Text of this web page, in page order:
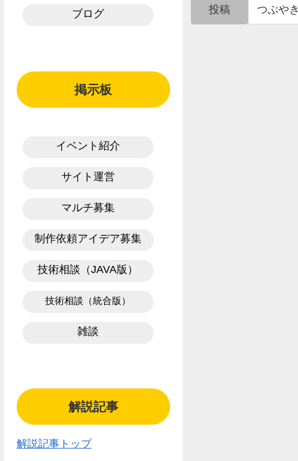
投稿 つぶやき
ブログ
掲示板
イベント紹介
サイト運営
マルチ募集
制作依頼アイデア募集
技術相談（JAVA版）
技術相談（統合版）
雑談
解説記事
解説記事トップ